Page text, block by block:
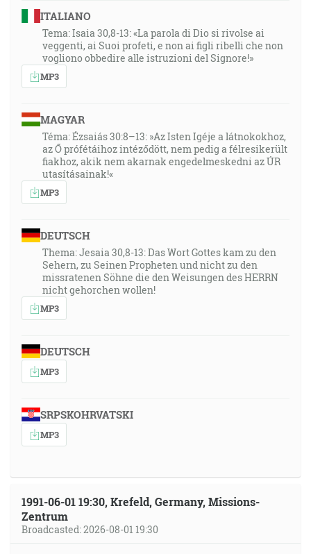
ITALIANO
Tema: Isaia 30,8-13: «La parola di Dio si rivolse ai
veggenti, ai Suoi profeti, e non ai figli ribelli che non
vogliono obbedire alle istruzioni del Signore!»
MP3
MAGYAR
Téma: Ézsaiás 30:8–13: »Az Isten Igéje a látnokokhoz,
az Ő prófétáihoz intéződött, nem pedig a félresikerült
fiakhoz, akik nem akarnak engedelmeskedni az ÚR
utasításainak!«
MP3
DEUTSCH
Thema: Jesaia 30,8-13: Das Wort Gottes kam zu den
Sehern, zu Seinen Propheten und nicht zu den
missratenen Söhne die den Weisungen des HERRN
nicht gehorchen wollen!
MP3
DEUTSCH
MP3
SRPSKOHRVATSKI
MP3
1991-06-01 19:30, Krefeld, Germany, Missions-
Zentrum
Broadcasted: 2026-08-01 19:30